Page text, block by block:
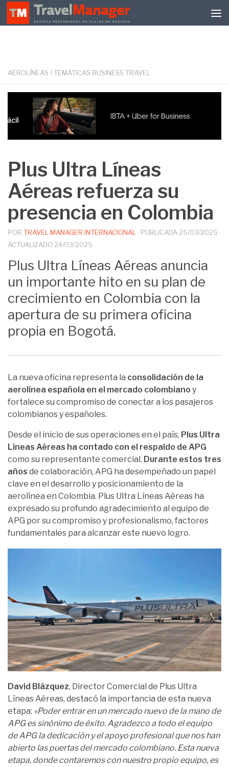
Debajo del contenido
AEROLÍNEAS / TEMÁTICAS BUSINESS TRAVEL
Plus Ultra Líneas
Aéreas refuerza su
presencia en Colombia
POR TRAVEL MANAGER INTERNACIONAL · PUBLICADA 25/03/2025 ·
ACTUALIZADO 24/03/2025
Plus Ultra Líneas Aéreas anuncia
un importante hito en su plan de
crecimiento en Colombia con la
apertura de su primera oficina
propia en Bogotá.
La nueva oficina representa la consolidación de la
aerolínea española en el mercado colombiano y
fortalece su compromiso de conectar a los pasajeros
colombianos y españoles.
Desde el inicio de sus operaciones en el país, Plus Ultra
Líneas Aéreas ha contado con el respaldo de APG
como su representante comercial. Durante estos tres
años de colaboración, APG ha desempeñado un papel
clave en el desarrollo y posicionamiento de la
aerolínea en Colombia. Plus Ultra Líneas Aéreas ha
expresado su profundo agradecimiento al equipo de
APG por su compromiso y profesionalismo, factores
fundamentales para alcanzar este nuevo logro.
David Blázquez, Director Comercial de Plus Ultra
Líneas Aéreas, destacó la importancia de esta nueva
etapa: «Poder entrar en un mercado nuevo de la mano de
APG es sinónimo de éxito. Agradezco a todo el equipo
de APG la dedicación y el apoyo profesional que nos han
abierto las puertas del mercado colombiano. Esta nueva
etapa, donde contaremos con nuestro propio equipo, es